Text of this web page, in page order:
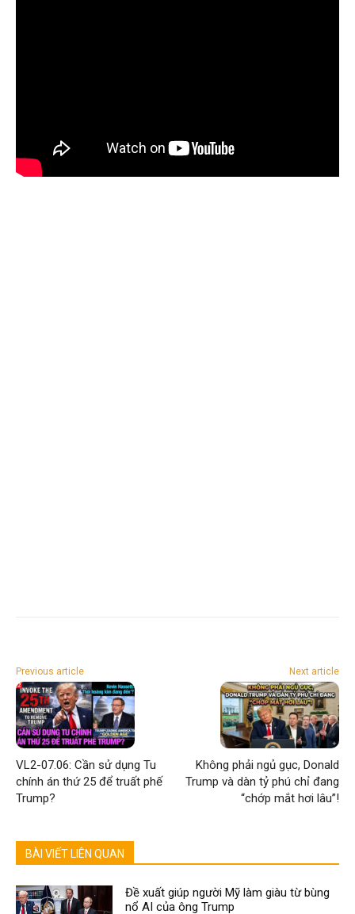
Previous article
VL2-07.06: Cần sử dụng Tu
chính án thứ 25 để truất phế
Trump?
Next article
Không phải ngủ gục, Donald
Trump và dàn tỷ phú chỉ đang
“chớp mắt hơi lâu”!
BÀI VIẾT LIÊN QUAN
Đề xuất giúp người Mỹ làm giàu từ bùng
nổ AI của ông Trump